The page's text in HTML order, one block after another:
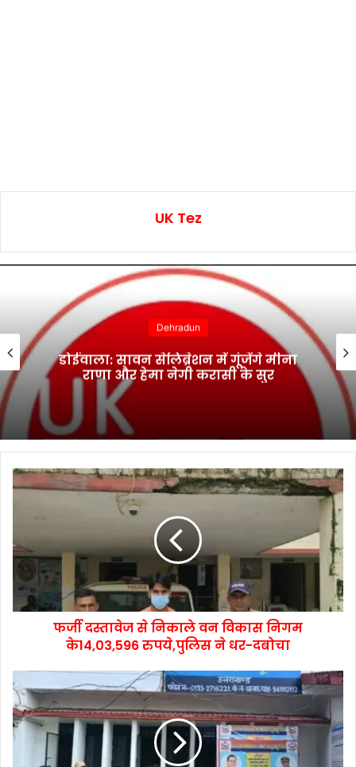
UK Tez
Dehradun
डोईवाला: सावन सेलिब्रेशन में गूंजेंगे मीना
राणा और हेमा नेगी करासी के सुर
फर्जी दस्तावेज से निकाले वन विकास निगम
के14,03,596 रुपये,पुलिस ने धर-दबोचा